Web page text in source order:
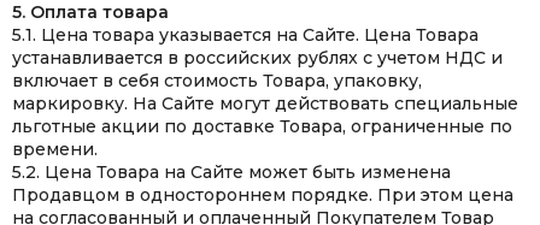
5. Оплата товара
5.1. Цена товара указывается на Сайте. Цена Товара
устанавливается в российских рублях с учетом НДС и
включает в себя стоимость Товара, упаковку,
маркировку. На Сайте могут действовать специальные
льготные акции по доставке Товара, ограниченные по
времени.
5.2. Цена Товара на Сайте может быть изменена
Продавцом в одностороннем порядке. При этом цена
на согласованный и оплаченный Покупателем Товар